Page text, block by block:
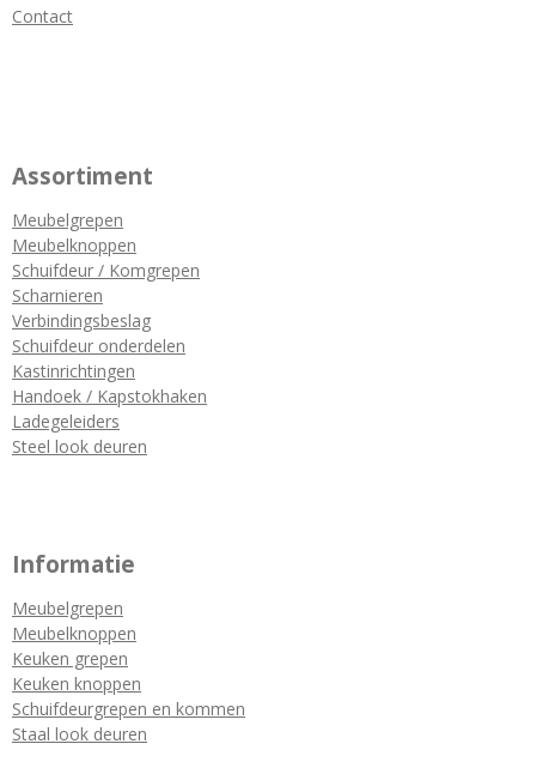
Contact
Assortiment
Meubelgrepen
Meubelknoppen
Schuifdeur / Komgrepen
Scharnieren
Verbindingsbeslag
Schuifdeur onderdelen
Kastinrichtingen
Handoek / Kapstokhaken
Ladegeleiders
Steel look deuren
Informatie
Meubelgrepen
Meubelknoppen
Keuken grepen
Keuken knoppen
Schuifdeurgrepen en kommen
Staal look deuren